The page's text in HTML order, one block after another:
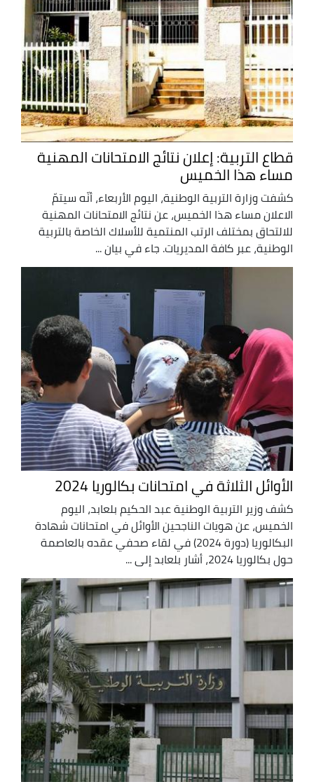
قطاع التربية: إعلان نتائج الامتحانات المهنية
مساء هذا الخميس
كشفت وزارة التربية الوطنية، اليوم الأربعاء، أنّه سيتمّ
الاعلان مساء هذا الخميس، عن نتائج الامتحانات المهنية
للالتحاق بمختلف الرتب المنتمية للأسلاك الخاصة بالتربية
الوطنية، عبر كافة المديريات. جاء في بيان ...
الأوائل الثلاثة في امتحانات بكالوريا 2024
كشف وزير التربية الوطنية عبد الحكيم بلعابد، اليوم
الخميس، عن هويات الناجحين الأوائل في امتحانات شهادة
البكالوريا (دورة 2024) في لقاء صحفي عقده بالعاصمة
حول بكالوريا 2024، أشار بلعابد إلى ...